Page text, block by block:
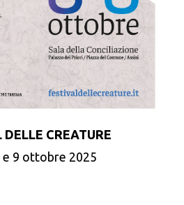
DELLE CREATURE
e 9 ottobre 2025